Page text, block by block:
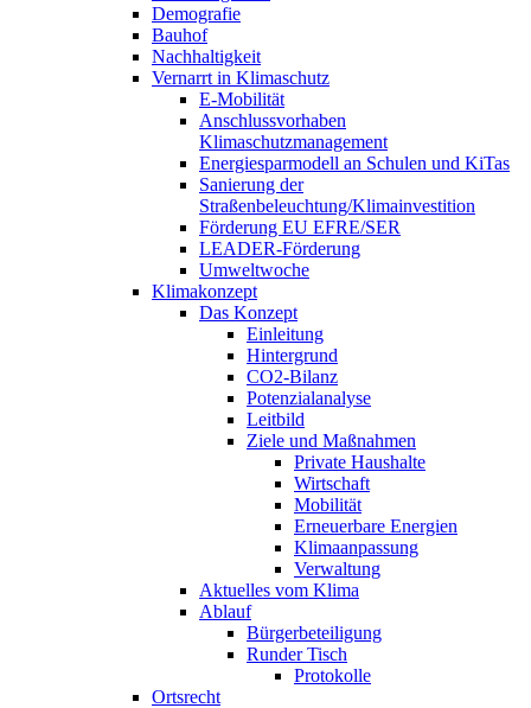
Demografie
Bauhof
Nachhaltigkeit
Vernarrt in Klimaschutz
E-Mobilität
Anschlussvorhaben
Klimaschutzmanagement
Energiesparmodell an Schulen und KiTas
Sanierung der
Straßenbeleuchtung/Klimainvestition
Förderung EU EFRE/SER
LEADER-Förderung
Umweltwoche
Klimakonzept
Das Konzept
Einleitung
Hintergrund
CO2-Bilanz
Potenzialanalyse
Leitbild
Ziele und Maßnahmen
Private Haushalte
Wirtschaft
Mobilität
Erneuerbare Energien
Klimaanpassung
Verwaltung
Aktuelles vom Klima
Ablauf
Bürgerbeteiligung
Runder Tisch
Protokolle
Ortsrecht